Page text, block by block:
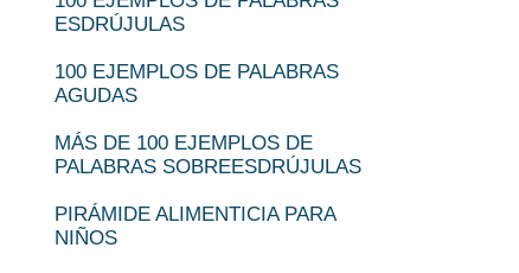
ESDRÚJULAS
100 EJEMPLOS DE PALABRAS
AGUDAS
MÁS DE 100 EJEMPLOS DE
PALABRAS SOBREESDRÚJULAS
PIRÁMIDE ALIMENTICIA PARA
NIÑOS